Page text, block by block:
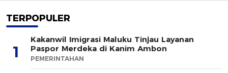
TERPOPULER
1
Kakanwil Imigrasi Maluku Tinjau Layanan
Paspor Merdeka di Kanim Ambon
PEMERINTAHAN